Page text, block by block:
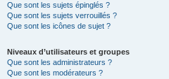
Que sont les sujets épinglés ?
Que sont les sujets verrouillés ?
Que sont les icônes de sujet ?
Niveaux d’utilisateurs et groupes
Que sont les administrateurs ?
Que sont les modérateurs ?